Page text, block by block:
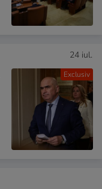
Exclusiv
24 iul.